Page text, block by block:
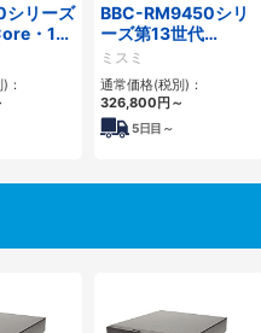
リーズ
・12
対応フ
4PCIe
：
BBC-RM9450シリ
ーズ第13世代
Core・12世代
Celeron対応ラック
マウント4PCIe
ミスミ
通常価格(税別)：
326,800円～
5日目～